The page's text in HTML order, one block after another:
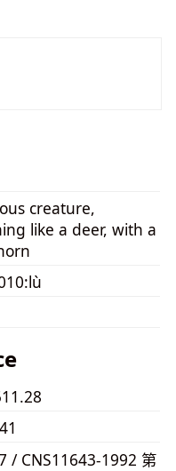
creature,
like a deer, with a
/ CNS11643-1992 第